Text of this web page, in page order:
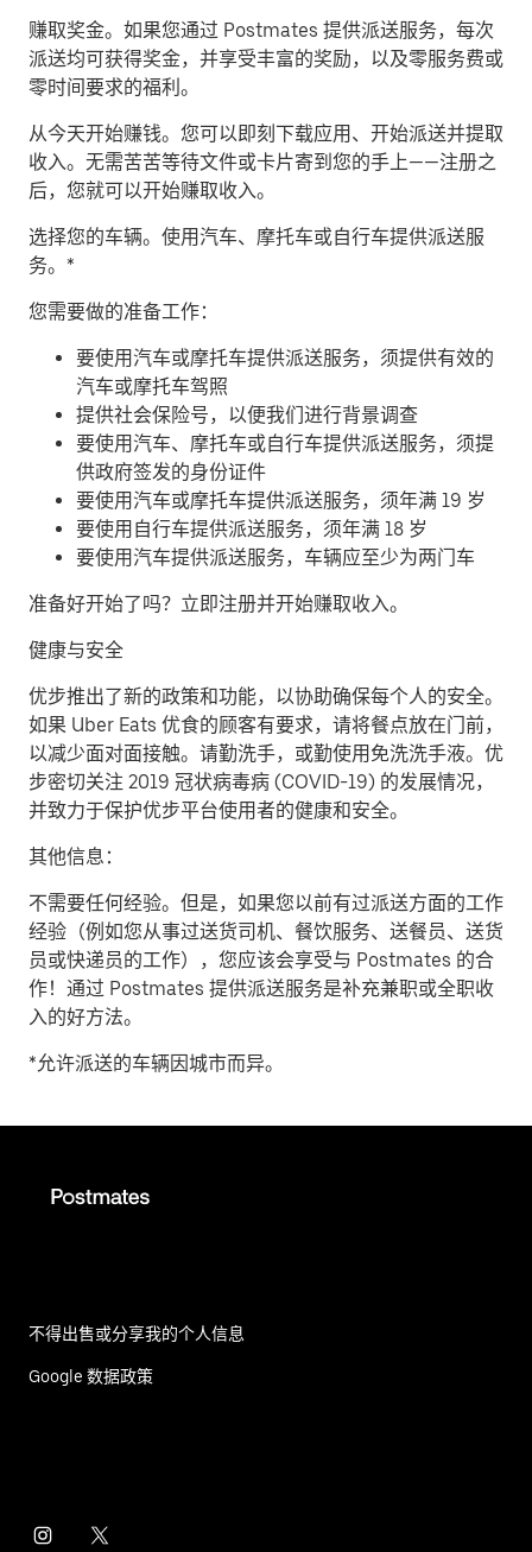
赚取奖金。 如果您通过 Postmates 提供派送服务，每次
派送均可获得奖金，并享受丰富的奖励，以及零服务费或
零时间要求的福利。
从今天开始赚钱。 您可以即刻下载应用、开始派送并提取
收入。无需苦苦等待文件或卡片寄到您的手上——注册之
后，您就可以开始赚取收入。
​选择您的车辆。使用汽车、摩托车或自行车提供派送服
务。*
您需要做的准备工作：
要使用汽车或摩托车提供派送服务，须提供有效的
汽车或摩托车驾照
提供社会保险号，以便我们进行背景调查
要使用汽车、摩托车或自行车提供派送服务，须提
供政府签发的身份证件
要使用汽车或摩托车提供派送服务，须年满 19 岁
要使用自行车提供派送服务，须年满 18 岁
要使用汽车提供派送服务，车辆应至少为两门车
准备好开始了吗？立即注册并开始赚取收入。
健康与安全
优步推出了新的政策和功能，以协助确保每个人的安全。
如果 Uber Eats 优食的顾客有要求，请将餐点放在门前，
以减少面对面接触。请勤洗手，或勤使用免洗洗手液。优
步密切关注 2019 冠状病毒病 (COVID-19) 的发展情况，
并致力于保护优步平台使用者的健康和安全。
其他信息：
不需要任何经验。但是，如果您以前有过派送方面的工作
经验（例如您从事过送货司机、餐饮服务、送餐员、送货
员或快递员的工作），您应该会享受与 Postmates 的合
作！通过 Postmates 提供派送服务是补充兼职或全职收
入的好方法。
*允许派送的车辆因城市而异。
不得出售或分享我的个人信息
Google 数据政策